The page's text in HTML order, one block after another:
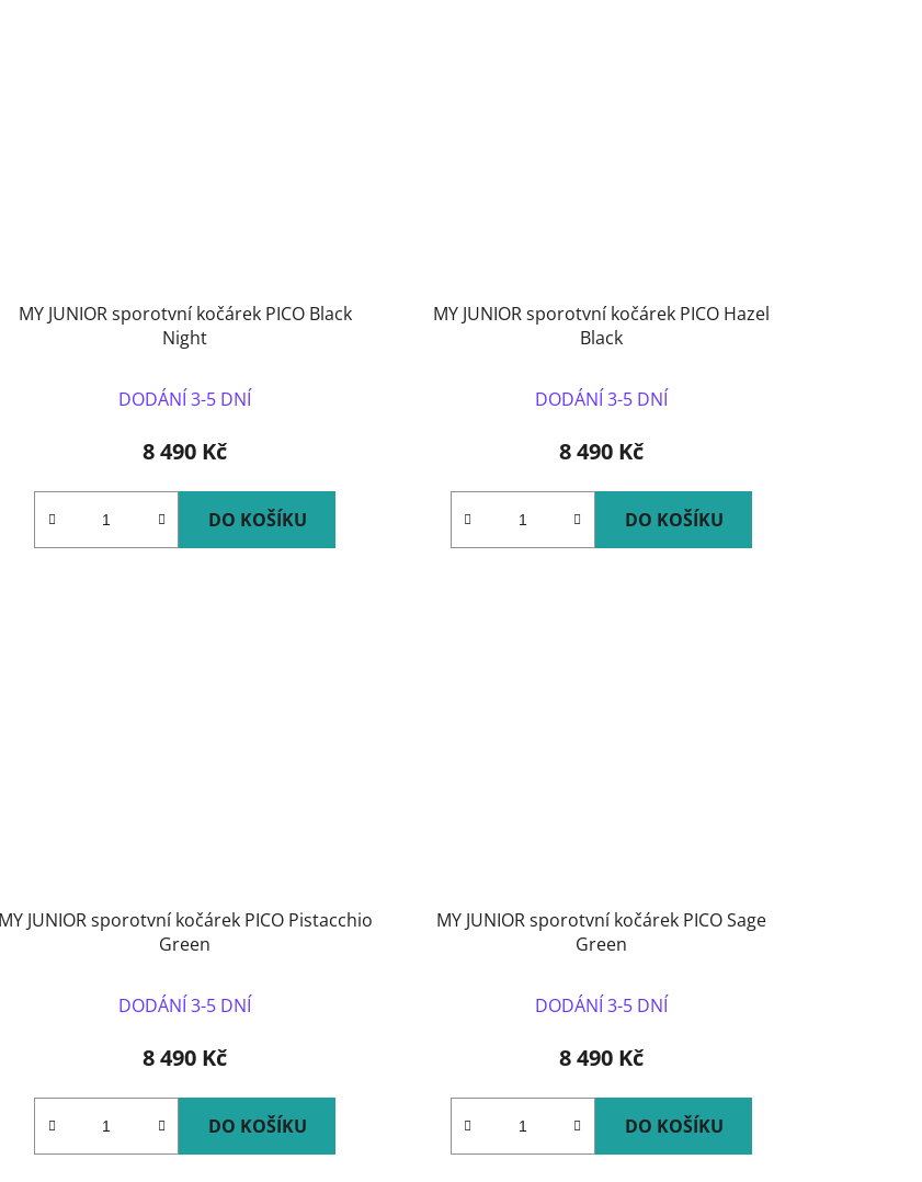
MY JUNIOR sporotvní kočárek PICO Black
Night
DODÁNÍ 3-5 DNÍ
8 490 Kč
DO KOŠÍKU
MY JUNIOR sporotvní kočárek PICO Hazel
Black
DODÁNÍ 3-5 DNÍ
8 490 Kč
DO KOŠÍKU
MY JUNIOR sporotvní kočárek PICO Pistacchio
Green
DODÁNÍ 3-5 DNÍ
8 490 Kč
DO KOŠÍKU
MY JUNIOR sporotvní kočárek PICO Sage
Green
DODÁNÍ 3-5 DNÍ
8 490 Kč
DO KOŠÍKU